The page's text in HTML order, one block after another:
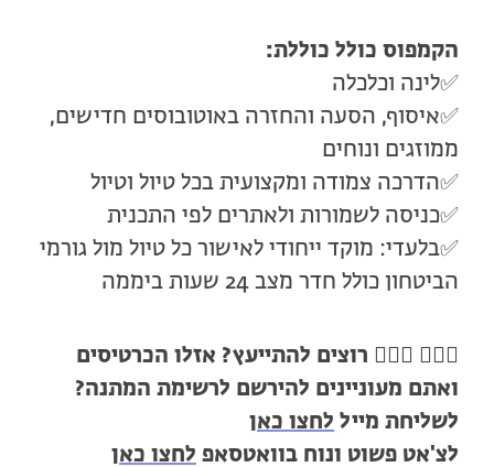
הקמפוס כולל כוללת:
✅לינה וכלכלה
✅איסוף, הסעה והחזרה באוטובוסים חדישים,
ממוזגים ונוחים
✅הדרכה צמודה ומקצועית בכל טיול וטיול
✅כניסה לשמורות ולאתרים לפי התכנית
✅בלעדי: מוקד ייחודי לאישור כל טיול מול גורמי
הביטחון כולל חדר מצב 24 שעות ביממה
🙋🏻‍♀️ 🙋🏼‍♂️ רוצים להתייעץ? אזלו הכרטיסים
ואתם מעוניינים להירשם לרשימת המתנה?
לשליחת מייל לחצו כאן
לצ'אט פשוט ונוח בוואטסאפ לחצו כאן